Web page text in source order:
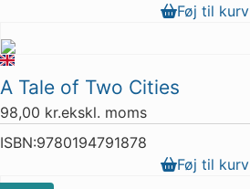
Føj til kurv
A Tale of Two Cities
98,00 kr.ekskl. moms
ISBN:9780194791878
Føj til kurv